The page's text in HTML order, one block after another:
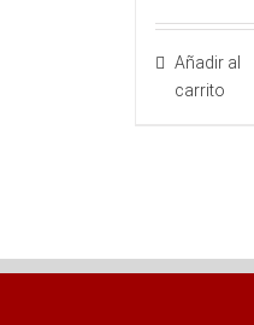
Añadir al
carrito